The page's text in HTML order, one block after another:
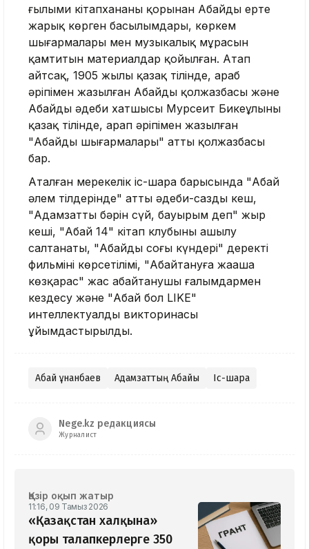
ғылыми кітапхананың қорынан Абайдың ерте
жарық көрген басылымдары, көркем
шығармалары мен музыкалық мұрасын
қамтитын материалдар қойылған. Атап
айтсақ, 1905 жылы қазақ тілінде, араб
әріпімен жазылған Абайдың қолжазбасы және
Абайдың әдеби хатшысы Мурсеит Бикеұлының
қазақ тілінде, арап әріпімен жазылған
"Абайдың шығармалары" атты қолжазбасы
бар.
Аталған мерекелік іс-шара барысында "Абай
әлем тілдерінде" атты әдеби-сазды кеш,
"Адамзаттың бәрін сүй, бауырым деп" жыр
кеші, "Абай 14" кітап клубының ашылу
салтанаты, "Абайдың соңғы күндері" деректі
фильмінің көрсетілімі, "Абайтануға жаңаша
көзқарас" жас абайтанушы ғалымдармен
кездесу және "Абай бол LIKE"
интеллектуалды викторинасы
ұйымдастырылды.
Абай Құнанбаев Адамзаттың Абайы Іс-шара
Nege.kz редакциясы
Журналист
Қазір оқып жатыр
11:16, 09 Тамыз 2026
«Қазақстан халқына»
қоры талапкерлерге 350